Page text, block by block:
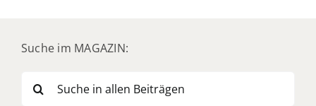
Suche im MAGAZIN:
nach: